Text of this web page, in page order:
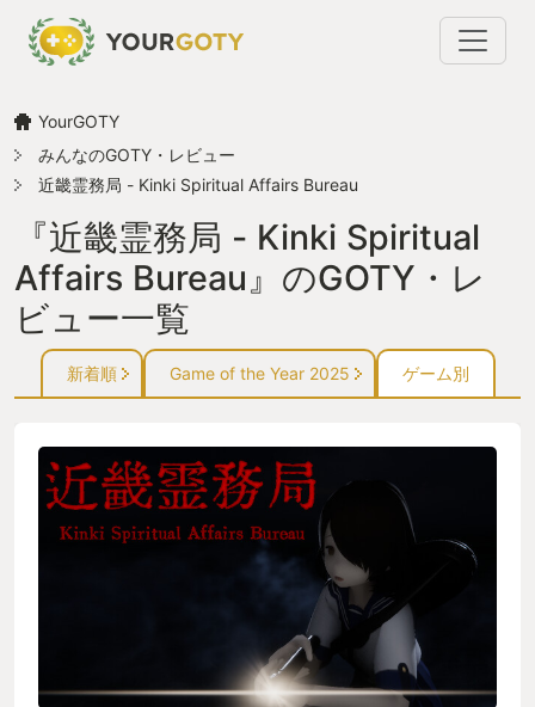
YourGOTY
みんなのGOTY・レビュー
近畿霊務局 - Kinki Spiritual Affairs Bureau
『近畿霊務局 - Kinki Spiritual
Affairs Bureau』のGOTY・レ
ビュー一覧
新着順 Game of the Year 2025 ゲーム別